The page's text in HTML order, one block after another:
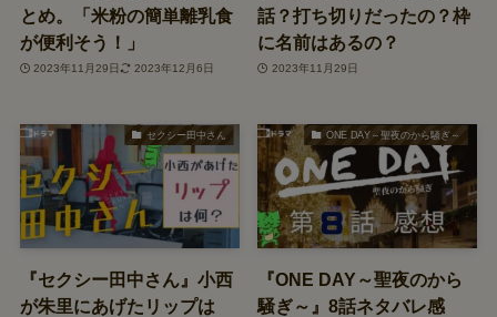
とめ。「米粉の簡単離乳食
が便利そう！」
2023年11月29日 2023年12月6日
話？打ち切りだったの？枠
に名前はあるの？
2023年11月29日
セクシー田中さん
『セクシー田中さん』小西
が朱里にあげたリップは
ONE DAY～聖夜のから騒ぎ～
『ONE DAY～聖夜のから
騒ぎ～』8話ネタバレ感